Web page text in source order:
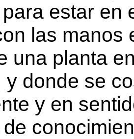
estar en
las manos
una planta
y donde se
y en